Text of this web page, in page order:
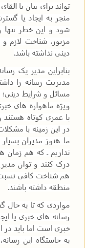
تواند برای بیان یا
منجر به ایجاد یا
شود و این خطر تنها
مزبور، شناخت لازم
دینی نداشته باشد.
بنابراین مدیر یک
مدیریت رسانه را
مسائل و شرایط
ویژه ماهواره های
با عمری کوتاه
در این زمینه با
ما هنوز مدیران
نداریم ـ که هم زمان
درک کنند و توان
هم شناخت کافی
منطقه داشته باشند.
مواردی که تا به حال
رسانه های خبری یا
خبری است اما باید در
به خاستگاه این